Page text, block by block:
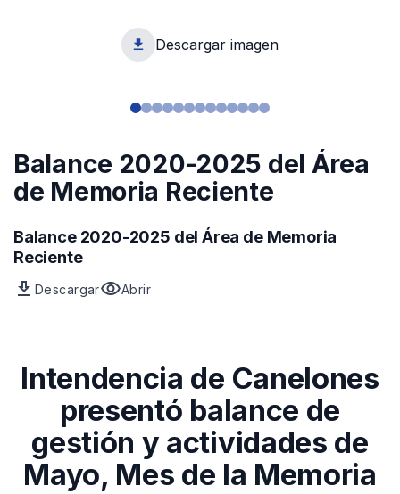
Descargar imagen
1
Balance 2020-2025 del Área
de Memoria Reciente
Balance 2020-2025 del Área de Memoria
Reciente
download
Archivo
del
Área
Memoria
Reciente
Descargarvisibility
vista
Balance
2020-
2025
del
Área
Memoria
Abrir
Intendencia de Canelones
presentó balance de
gestión y actividades de
Mayo, Mes de la Memoria